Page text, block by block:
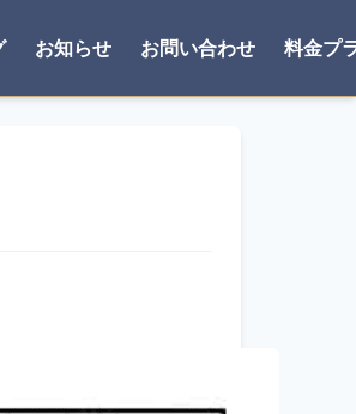
お知らせ お問い合わせ 料金プ